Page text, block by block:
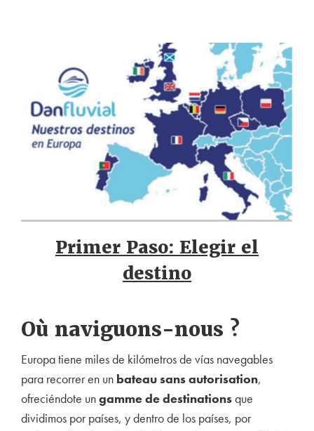
Primer Paso: Elegir el
destino
Où naviguons-nous ?
Europa tiene miles de kilómetros de vías navegables
para recorrer en un bateau sans autorisation,
ofreciéndote ungamme de destinationsque
dividimos por países, y dentro de los países, por